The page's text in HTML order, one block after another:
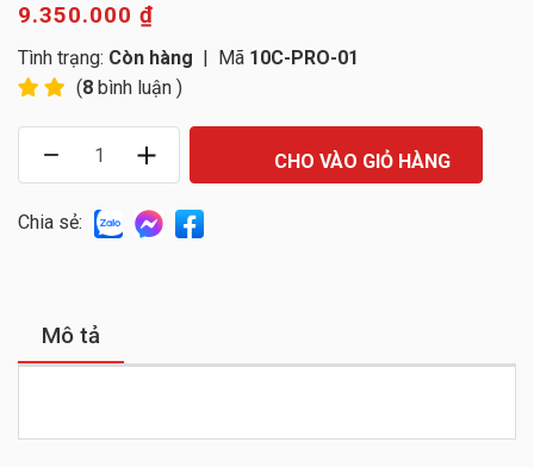
9.350.000 ₫
Tình trạng: Còn hàng Mã 10C-PRO-01
(8 bình luận )
CHO VÀO GIỎ HÀNG
Chia sẻ:
Mô tả